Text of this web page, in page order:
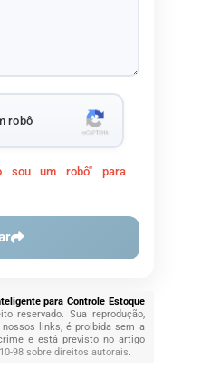
robô
sou um robô" para
para Controle Estoque
reservado. Sua reprodução,
links, é proibida sem a
e está previsto no artigo
98 sobre direitos autorais.